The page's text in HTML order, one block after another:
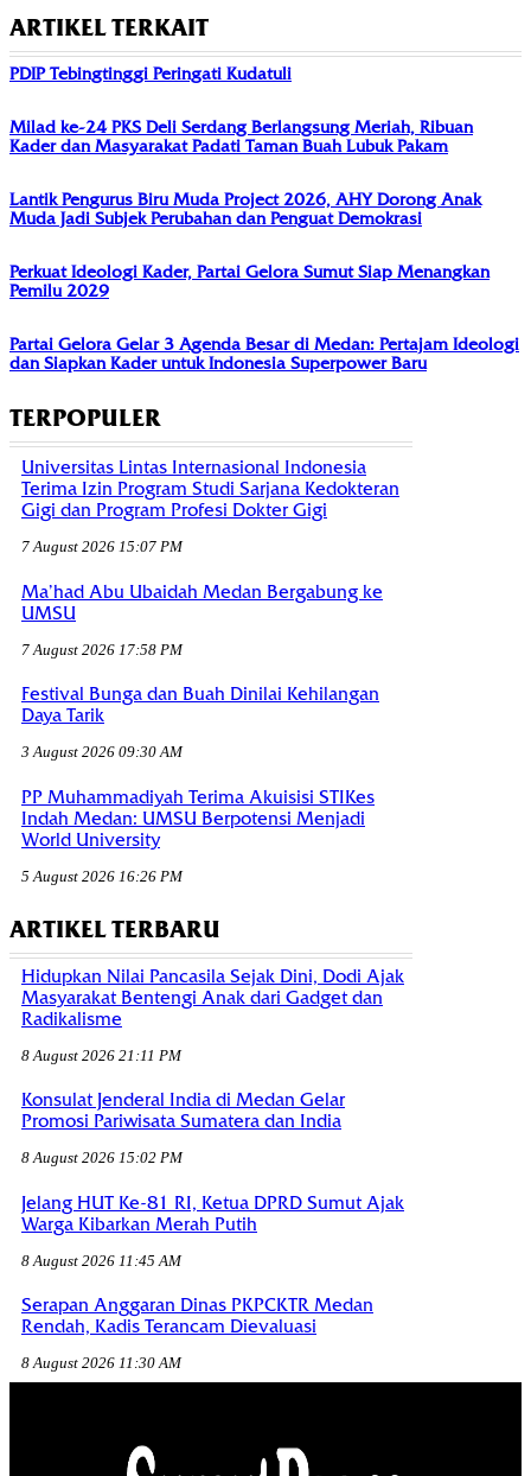
ARTIKEL TERKAIT
PDIP Tebingtinggi Peringati Kudatuli
Milad ke-24 PKS Deli Serdang Berlangsung Meriah, Ribuan
Kader dan Masyarakat Padati Taman Buah Lubuk Pakam
Lantik Pengurus Biru Muda Project 2026, AHY Dorong Anak
Muda Jadi Subjek Perubahan dan Penguat Demokrasi
Perkuat Ideologi Kader, Partai Gelora Sumut Siap Menangkan
Pemilu 2029
Partai Gelora Gelar 3 Agenda Besar di Medan: Pertajam Ideologi
dan Siapkan Kader untuk Indonesia Superpower Baru
TERPOPULER
Universitas Lintas Internasional Indonesia
Terima Izin Program Studi Sarjana Kedokteran
Gigi dan Program Profesi Dokter Gigi
7 August 2026 15:07 PM
Ma’had Abu Ubaidah Medan Bergabung ke
UMSU
7 August 2026 17:58 PM
Festival Bunga dan Buah Dinilai Kehilangan
Daya Tarik
3 August 2026 09:30 AM
PP Muhammadiyah Terima Akuisisi STIKes
Indah Medan: UMSU Berpotensi Menjadi
World University
5 August 2026 16:26 PM
ARTIKEL TERBARU
Hidupkan Nilai Pancasila Sejak Dini, Dodi Ajak
Masyarakat Bentengi Anak dari Gadget dan
Radikalisme
8 August 2026 21:11 PM
Konsulat Jenderal India di Medan Gelar
Promosi Pariwisata Sumatera dan India
8 August 2026 15:02 PM
Jelang HUT Ke-81 RI, Ketua DPRD Sumut Ajak
Warga Kibarkan Merah Putih
8 August 2026 11:45 AM
Serapan Anggaran Dinas PKPCKTR Medan
Rendah, Kadis Terancam Dievaluasi
8 August 2026 11:30 AM